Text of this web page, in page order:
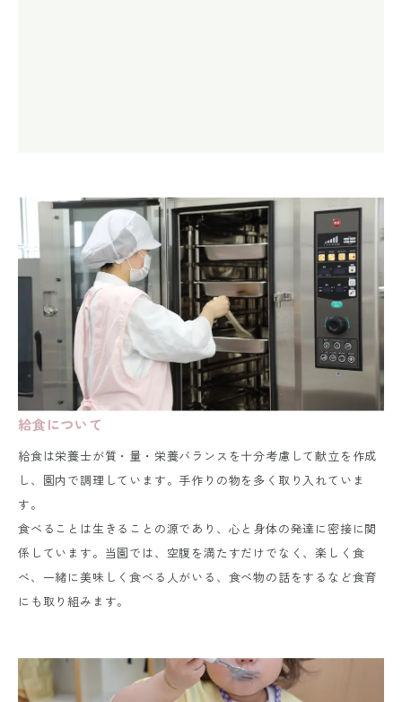
給食について
給食は栄養士が質・量・栄養バランスを十分考慮して献立を作成
し、園内で調理しています。 手作りの物を多く取り入れていま
す。
食べることは生きることの源であり、心と身体の発達に密接に関
係しています。 当園では、空腹を満たすだけでなく、楽しく食
べ、一緒に美味しく食べる人がいる、食べ物の話をするなど食育
にも取り組みます。